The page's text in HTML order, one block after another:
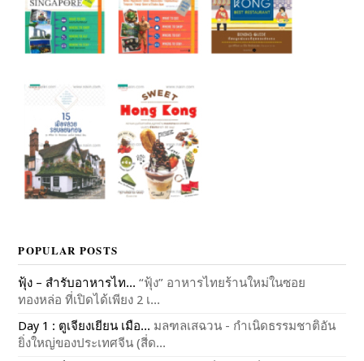
POPULAR POSTS
ฟุ้ง – สำรับอาหารไท... “ฟุ้ง” อาหารไทยร้านใหม่ในซอย
ทองหล่อ ที่เปิดได้เพียง 2 เ...
Day 1 : ตูเจียงเยียน เมือ... มลฑลเสฉวน - กำเนิดธรรมชาติอัน
ยิ่งใหญ่ของประเทศจีน (สี่ด...